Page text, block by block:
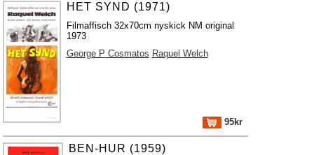
HET SYND (1971)
Filmaffisch 32x70cm nyskick NM original
1973
George P Cosmatos Raquel Welch
95kr
BEN-HUR (1959)